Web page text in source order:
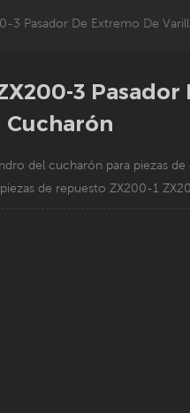
3 Pasador De Extremo De
3 Pasador
Cucharón
del cucharón para piezas
de repuesto ZX200-1